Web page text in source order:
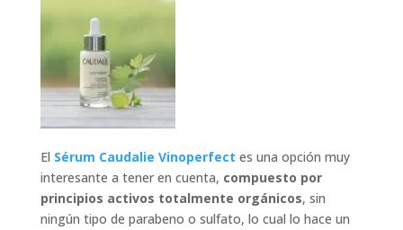
El Sérum Caudalie Vinoperfect es una opción muy
interesante a tener en cuenta, compuesto por
principios activos totalmente orgánicos, sin
ningún tipo de parabeno o sulfato, lo cual lo hace un